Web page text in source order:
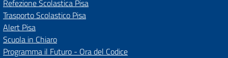
Refezione Scolastica Pisa
Trasporto Scolastico Pisa
Alert Pisa
Scuola in Chiaro
Programma il Futuro - Ora del Codice